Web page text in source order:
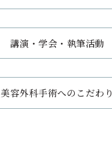
講演・学会・執筆活動
美容外科手術へのこだわり